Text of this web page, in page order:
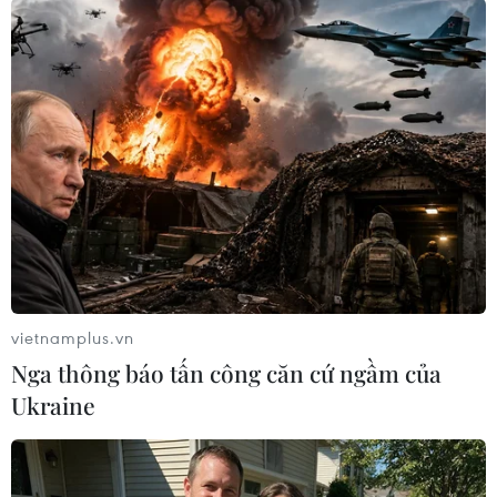
Hội nghị thượng đỉnh ba bên cũng được ba
nguyên thủ nhất trí sẽ còn tiếp tục tiến hành khi
cần thiết./.
(TTXVN/Vietnam+)
vietnamplus.vn
Nga thông báo tấn công căn cứ ngầm của
Ukraine